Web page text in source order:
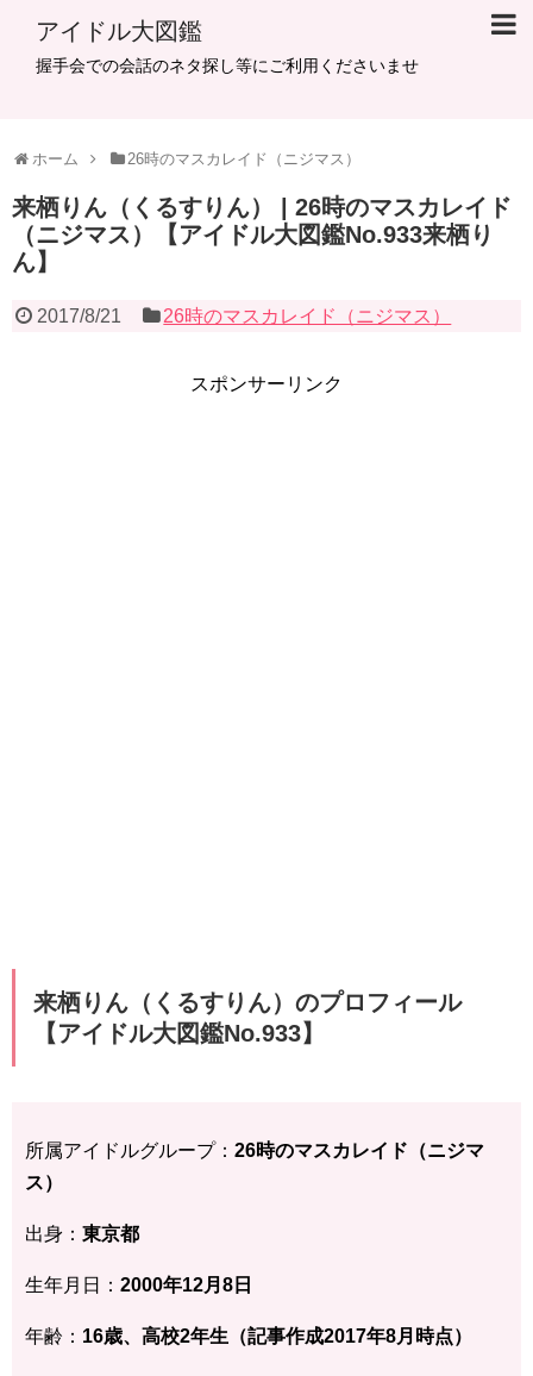
アイドル大図鑑
握手会での会話のネタ探し等にご利用くださいませ
ホーム 26時のマスカレイド（ニジマス）
​来栖りん（くるすりん） | 26時のマスカレイド
（ニジマス）【アイドル大図鑑No.933来栖り
ん】
2017/8/21 26時のマスカレイド（ニジマス）
スポンサーリンク
​​来栖りん（くるすりん）のプロフィール
【アイドル大図鑑No.933】
所属アイドルグループ： 26時のマスカレイド（ニジマ
ス）
出身： 東京都
生年月日： 2000年12月8日
年齢： 16歳、高校2年生（記事作成2017年8月時点）